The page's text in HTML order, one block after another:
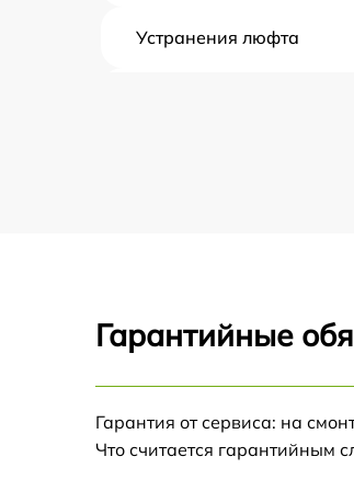
Устранения люфта
Замена корпуса
(восстановление)
Гарантийные
Гарантия от сервиса: на
Что считается гарантийным